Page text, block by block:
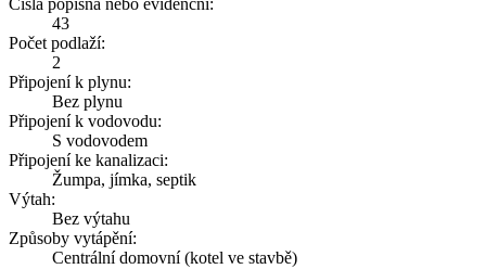
Čísla popisná nebo evidenční:
43
Počet podlaží:
2
Připojení k plynu:
Bez plynu
Připojení k vodovodu:
S vodovodem
Připojení ke kanalizaci:
Žumpa, jímka, septik
Výtah:
Bez výtahu
Způsoby vytápění:
Centrální domovní (kotel ve stavbě)